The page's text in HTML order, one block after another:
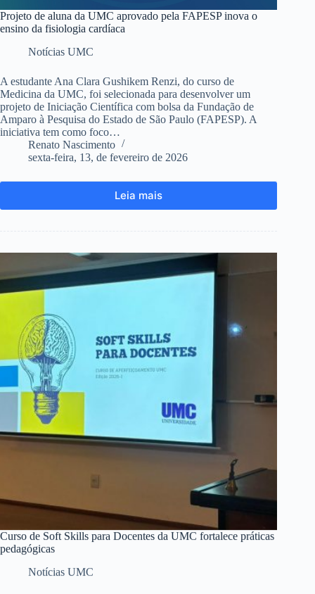
Projeto de aluna da UMC aprovado pela FAPESP inova o
ensino da fisiologia cardíaca
Notícias UMC
A estudante Ana Clara Gushikem Renzi, do curso de
Medicina da UMC, foi selecionada para desenvolver um
projeto de Iniciação Científica com bolsa da Fundação de
Amparo à Pesquisa do Estado de São Paulo (FAPESP). A
iniciativa tem como foco…
Renato Nascimento
sexta-feira, 13, de fevereiro de 2026
Leia mais
Curso de Soft Skills para Docentes da UMC fortalece práticas
pedagógicas
Notícias UMC